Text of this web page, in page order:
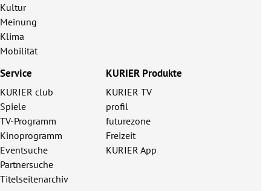
Kultur
Meinung
Klima
Mobilität
Service
KURIER club
Spiele
TV-Programm
Kinoprogramm
Eventsuche
Partnersuche
Titelseitenarchiv
KURIER Produkte
KURIER TV
profil
futurezone
Freizeit
KURIER App